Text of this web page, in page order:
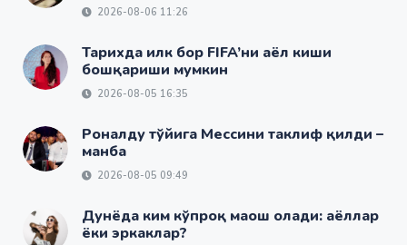
2026-08-06 11:26
Тарихда илк бор FIFA’ни аёл киши
бошқариши мумкин
2026-08-05 16:35
Роналду тўйига Мессини таклиф қилди –
манба
2026-08-05 09:49
Дунёда ким кўпроқ маош олади: аёллар
ёки эркаклар?